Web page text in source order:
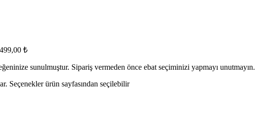
₺
sunulmuştur. Sipariş vermeden önce ebat seçiminizi yapmayı unutmayın.
Seçenekler ürün sayfasından seçilebilir